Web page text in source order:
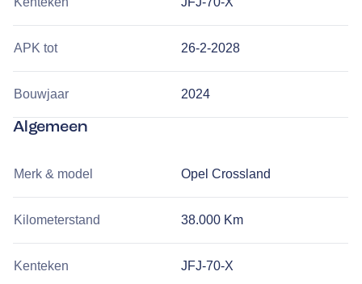
APK tot 26-2-2028
Bouwjaar 2024
Algemeen
Merk & model Opel Crossland
Kilometerstand 38.000 Km
Kenteken JFJ-70-X